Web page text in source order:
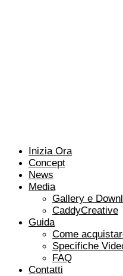
Inizia Ora
Concept
News
Media
Gallery e
CaddyCreative
Guida
Come
Specifiche
FAQ
Contatti